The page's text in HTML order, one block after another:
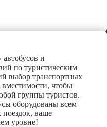
и
по туристическим
выбор транспортных
вместимости, чтобы
группы туристов.
оборудованы всем
ваше
уровне!